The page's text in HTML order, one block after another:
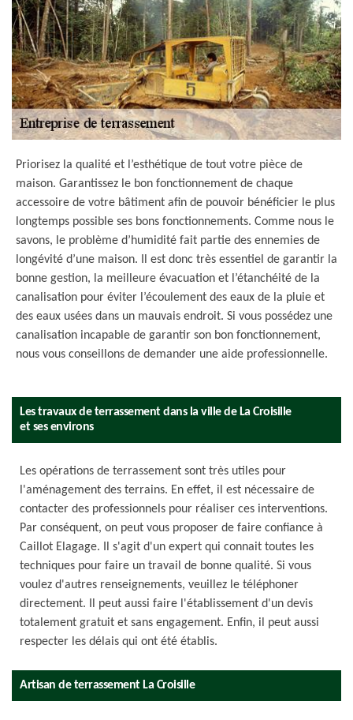
Priorisez la qualité et l’esthétique de tout votre pièce de
maison. Garantissez le bon fonctionnement de chaque
accessoire de votre bâtiment afin de pouvoir bénéficier le plus
longtemps possible ses bons fonctionnements. Comme nous le
savons, le problème d’humidité fait partie des ennemies de
longévité d’une maison. Il est donc très essentiel de garantir la
bonne gestion, la meilleure évacuation et l’étanchéité de la
canalisation pour éviter l’écoulement des eaux de la pluie et
des eaux usées dans un mauvais endroit. Si vous possédez une
canalisation incapable de garantir son bon fonctionnement,
nous vous conseillons de demander une aide professionnelle.
Les travaux de terrassement dans la ville de La Croisille
et ses environs
Les opérations de terrassement sont très utiles pour
l'aménagement des terrains. En effet, il est nécessaire de
contacter des professionnels pour réaliser ces interventions.
Par conséquent, on peut vous proposer de faire confiance à
Caillot Elagage. Il s'agit d'un expert qui connait toutes les
techniques pour faire un travail de bonne qualité. Si vous
voulez d'autres renseignements, veuillez le téléphoner
directement. Il peut aussi faire l'établissement d'un devis
totalement gratuit et sans engagement. Enfin, il peut aussi
respecter les délais qui ont été établis.
Artisan de terrassement La Croisille